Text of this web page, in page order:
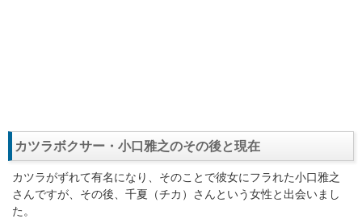
カツラボクサー・小口雅之のその後と現在
カツラがずれて有名になり、そのことで彼女にフラれた小口雅之
さんですが、その後、千夏（チカ）さんという女性と出会いまし
た。